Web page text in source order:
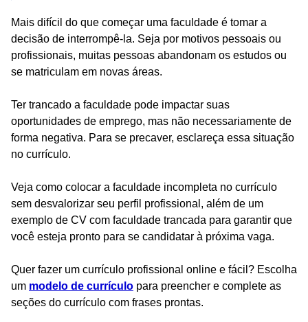
Mais difícil do que começar uma faculdade é tomar a
decisão de interrompê-la. Seja por motivos pessoais ou
profissionais, muitas pessoas abandonam os estudos ou
se matriculam em novas áreas.
Ter trancado a faculdade pode impactar suas
oportunidades de emprego, mas não necessariamente de
forma negativa. Para se precaver, esclareça essa situação
no currículo.
Veja como colocar a faculdade incompleta no currículo
sem desvalorizar seu perfil profissional, além de um
exemplo de CV com faculdade trancada para garantir que
você esteja pronto para se candidatar à próxima vaga.
Quer fazer um currículo profissional online e fácil? Escolha
um modelo de currículo para preencher e complete as
seções do currículo com frases prontas.